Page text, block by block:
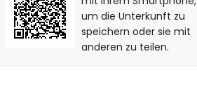
um die Unterkunft zu
speichern oder sie mit
anderen zu teilen.